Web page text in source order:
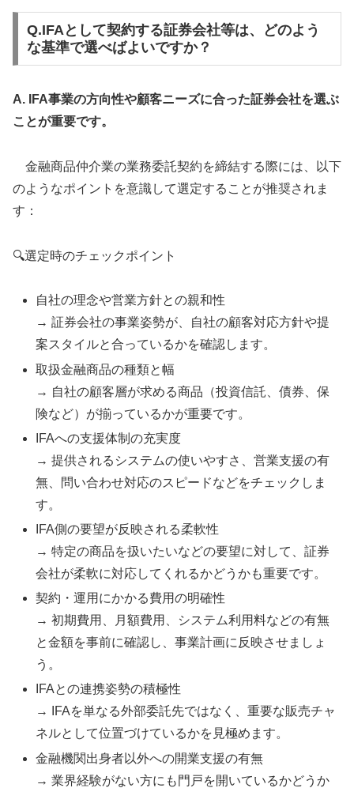
Q.IFAとして契約する証券会社等は、どのよう
な基準で選べばよいですか？
A. IFA事業の方向性や顧客ニーズに合った証券会社を選ぶ
ことが重要です。
金融商品仲介業の業務委託契約を締結する際には、以下
のようなポイントを意識して選定することが推奨されま
す：
🔍選定時のチェックポイント
自社の理念や営業方針との親和性
→ 証券会社の事業姿勢が、自社の顧客対応方針や提
案スタイルと合っているかを確認します。
取扱金融商品の種類と幅
→ 自社の顧客層が求める商品（投資信託、債券、保
険など）が揃っているかが重要です。
IFAへの支援体制の充実度
→ 提供されるシステムの使いやすさ、営業支援の有
無、問い合わせ対応のスピードなどをチェックしま
す。
IFA側の要望が反映される柔軟性
→ 特定の商品を扱いたいなどの要望に対して、証券
会社が柔軟に対応してくれるかどうかも重要です。
契約・運用にかかる費用の明確性
→ 初期費用、月額費用、システム利用料などの有無
と金額を事前に確認し、事業計画に反映させましょ
う。
IFAとの連携姿勢の積極性
→ IFAを単なる外部委託先ではなく、重要な販売チャ
ネルとして位置づけているかを見極めます。
金融機関出身者以外への開業支援の有無
→ 業界経験がない方にも門戸を開いているかどうか